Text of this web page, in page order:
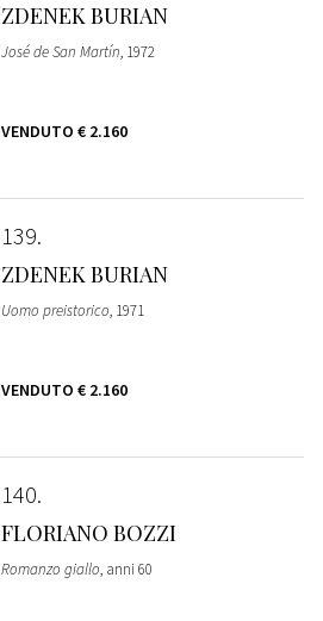
ZDENEK BURIAN
José de San Martín, 1972
VENDUTO € 2.160
139
ZDENEK BURIAN
Uomo preistorico, 1971
VENDUTO € 2.160
140
FLORIANO BOZZI
Romanzo giallo, anni 60